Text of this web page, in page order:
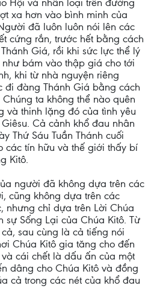
Hội và nhân loại trên đường
xa hơn vào bình minh của
đã luôn luôn nói lên các
cứng rắn, trước hết bằng cách
Giá, rồi khi sức lực thể lý
bám vào thập giá cho tới
khi từ nhà nguyện riêng
đi đàng Thánh Giá bằng cách
ta không thể nào quên
và thinh lặng đó của tình yêu
Cả cảnh khổ đau nhân
Thứ Sáu Tuần Thánh cuối
các tín hữu và thế giới thấy bí
Kitô.
người đã không dựa trên các
cũng không dựa trên các
nhưng chỉ dựa trên Lời Chúa
sự Sống Lại của Chúa Kitô. Từ
sau cùng là cả tiếng nói
Chúa Kitô gia tăng cho đến
cái chết là dấu ấn của một
dâng cho Chúa Kitô và đồng
cả trong các nét của khổ đau